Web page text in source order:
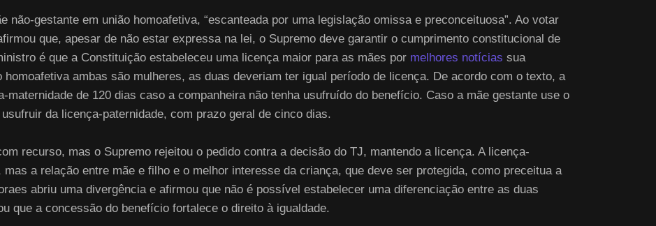
não-gestante em união homoafetiva, “escanteada por uma legislação omissa e preconceituosa”. Ao votar
que, apesar de não estar expressa na lei, o Supremo deve garantir o cumprimento constitucional de
é que a Constituição estabeleceu uma licença maior para as mães por melhores notícias sua
homoafetiva ambas são mulheres, as duas deveriam ter igual período de licença. De acordo com o texto, a
maternidade de 120 dias caso a companheira não tenha usufruído do benefício. Caso a mãe gestante use o
da licença-paternidade, com prazo geral de cinco dias.
recurso, mas o Supremo rejeitou o pedido contra a decisão do TJ, mantendo a licença. A licença-
a relação entre mãe e filho e o melhor interesse da criança, que deve ser protegida, como preceitua a
abriu uma divergência e afirmou que não é possível estabelecer uma diferenciação entre as duas
que a concessão do benefício fortalece o direito à igualdade.